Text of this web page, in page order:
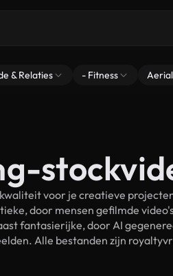
& Relaties - Fitness
voor je creatieve
door mensen gefilmde
fantasierijke, door AI
Alle bestanden zijn